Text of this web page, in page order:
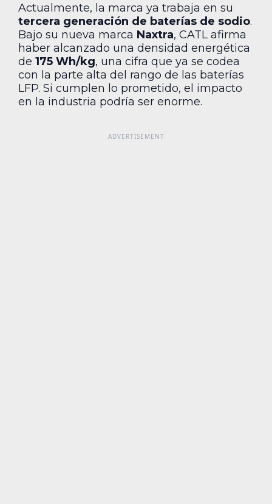
Actualmente, la marca ya trabaja en su
tercera generación de baterías de sodio.
Bajo su nueva marca Naxtra, CATL afirma
haber alcanzado una densidad energética
de 175 Wh/kg, una cifra que ya se codea
con la parte alta del rango de las baterías
LFP. Si cumplen lo prometido, el impacto
en la industria podría ser enorme.